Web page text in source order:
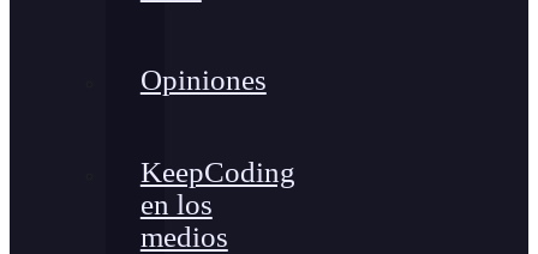
Opiniones
KeepCoding
en los
medios